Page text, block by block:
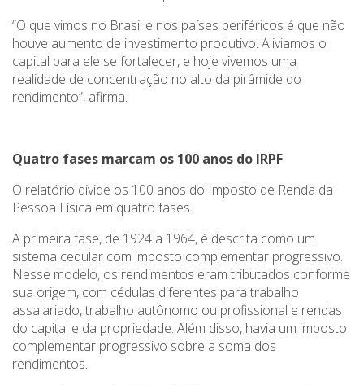
“O que vimos no Brasil e nos países periféricos é que não
houve aumento de investimento produtivo. Aliviamos o
capital para ele se fortalecer, e hoje vivemos uma
realidade de concentração no alto da pirâmide do
rendimento”, afirma.
Quatro fases marcam os 100 anos do IRPF
O relatório divide os 100 anos do Imposto de Renda da
Pessoa Física em quatro fases.
A primeira fase, de 1924 a 1964, é descrita como um
sistema cedular com imposto complementar progressivo.
Nesse modelo, os rendimentos eram tributados conforme
sua origem, com cédulas diferentes para trabalho
assalariado, trabalho autônomo ou profissional e rendas
do capital e da propriedade. Além disso, havia um imposto
complementar progressivo sobre a soma dos
rendimentos.